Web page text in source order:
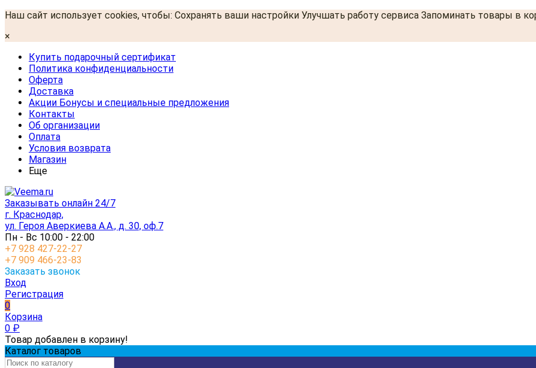
Наш сайт использует cookies, чтобы: Сохранять ваши настройки Улучшать работу сервиса Запоминать товары в
×
Купить подарочный сертификат
Политика конфиденциальности
Оферта
Доставка
Акции Бонусы и специальные предложения
Контакты
Об организации
Оплата
Условия возврата
Магазин
Еще
Заказывать онлайн 24/7
г. Краснодар,
ул. Героя Аверкиева А.А., д. 30, оф.7
Пн - Вс 10:00 - 22:00
+7 928 427-22-27
+7 909 466-23-83
Заказать звонок
Вход
Регистрация
0
Корзина
0 ₽
Товар добавлен в корзину!
Каталог товаров